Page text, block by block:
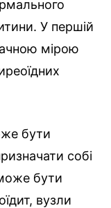
У першій
мірою
бути
собі
бути
вузли